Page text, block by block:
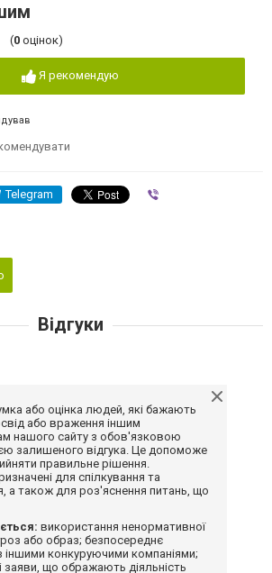
(0 оцінок)
Я рекомендую
Telegram
Відгуки
або оцінка людей, які бажають
або враження іншим
нашого сайту з обов'язковою
залишеного відгука. Це допоможе
правильне рішення.
для спілкування та
а також для роз'яснення питань, що
використання ненормативної
або образ; безпосереднє
іншими конкуруючими компаніями;
заяви, що ображають діяльність